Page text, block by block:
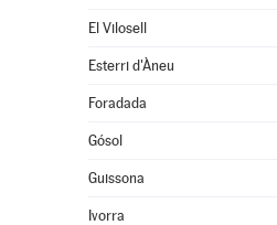
El Vilosell
Esterri d'Àneu
Foradada
Gósol
Guissona
Ivorra